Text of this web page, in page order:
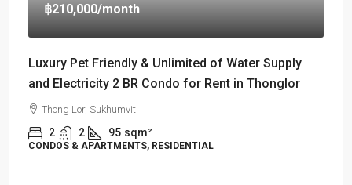
฿210,000/month
Luxury Pet Friendly & Unlimited of Water Supply
and Electricity 2 BR Condo for Rent in Thonglor
Thong Lor, Sukhumvit
2 2 95 sqm²
CONDOS & APARTMENTS, RESIDENTIAL